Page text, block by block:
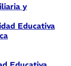
y
Educativa